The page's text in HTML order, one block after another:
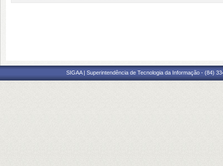
SIGAA | Superintendência de Tecnologia da Informação - (84)